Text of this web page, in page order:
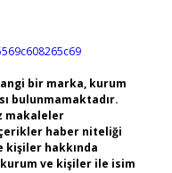
bir marka, kurum
bulunmamaktadır.
makaleler
haber niteliği
kişiler hakkında
kurum ve kişiler ile isim